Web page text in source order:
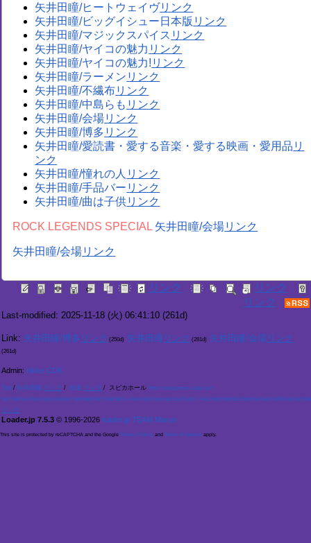
矢井田瞳/ヒートウェイヴ
矢井田瞳/ビッグイシュー日本版
矢井田瞳/マジックスパイス
矢井田瞳/ヤイコの魅力
矢井田瞳/ヤイコの魅力!
矢井田瞳/ラーメン
矢井田瞳/不繊布
矢井田瞳/中島らも
矢井田瞳/会場
矢井田瞳/博多
矢井田瞳/愛読書・愛する音楽・愛する映画・愛用品
矢井田瞳/憧れの人
矢井田瞳/手品バー
矢井田瞳/曲は子供
ROCK LEGENDS SPECIAL 矢井田瞳/会場
矢井田瞳/会場
Last-modified: 2025-11-18 (火) 06:41:10 (261d)
Link: 矢井田瞳/博多 (250d) 矢井田瞳 (261d) 矢井田瞳/会場
(261d)
Admin: nikke CDK
Top / 矢井田瞳 / 会場 / スピカホール
https://neogamma.loader.jp/?
%E7%9F%A2%E4%BA%95%E7%94%B0%E7%9E%B3+/+%E4%BC%9A%E5%A0%B4+/
Loader.jp 7.5.3 © 1996-2026 loader.jp TEAM Maruri
This site is protected by reCAPTCHA and the Google Privacy Policy and Terms of Service apply.